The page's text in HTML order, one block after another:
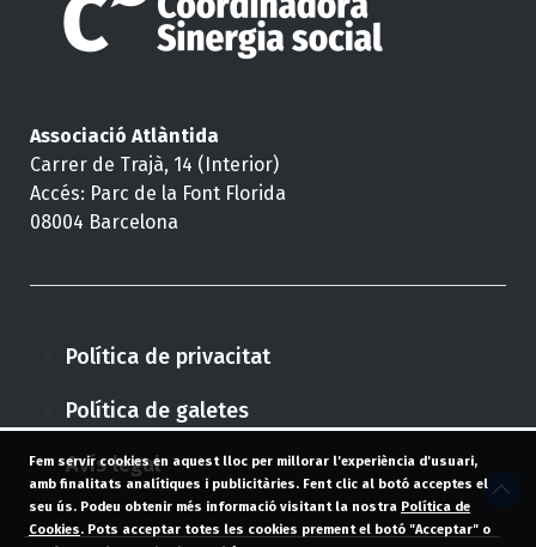
Associació Atlàntida
Carrer de Trajà, 14 (Interior)
Accés: Parc de la Font Florida
08004 Barcelona
Política de privacitat
Política de galetes
Avís legal
Fem servir cookies en aquest lloc per millorar l'experiència d'usuari,
amb finalitats analítiques i publicitàries. Fent clic al botó acceptes el
seu ús. Podeu obtenir més informació visitant la nostra Política de
Cookies. Pots acceptar totes les cookies prement el botó "Acceptar" o